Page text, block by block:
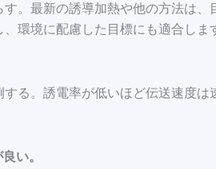
。最新の誘導加熱や他の方法は
環境に配慮した目標にも適合しま
る。誘電率が低いほど伝送速度
い。